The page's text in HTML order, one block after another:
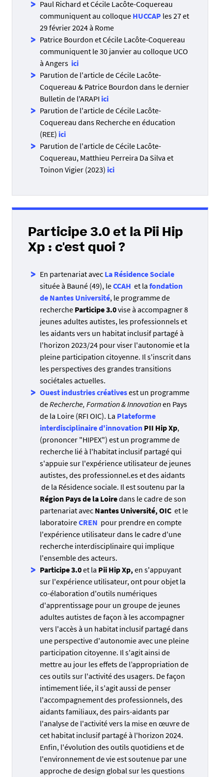
Paul Richard et Cécile Lacôte-Coquereau
communiquent au colloque HUCCAP les 27 et
29 février 2024 à Rome
Patrice Bourdon et Cécile Lacôte-Coquereau
communiquent le 30 janvier au colloque UCO
à Angers ici
Parution de l'article de Cécile Lacôte-
Coquereau & Patrice Bourdon dans le dernier
Bulletin de l'ARAPI ici
Parution de l'article de Cécile Lacôte-
Coquereau dans Recherche en éducation
(REE) ici
Parution de l'article de Cécile Lacôte-
Coquereau, Matthieu Perreira Da Silva et
Toinon Vigier (2023) ici
Participe 3.0 et la Pii Hip
Xp : c'est quoi ?
En partenariat avec La Résidence Sociale
située à Bauné (49), leCCAH et la fondation
de Nantes Université, le programme de
recherche Participe 3.0vise à accompagner 8
jeunes adultes autistes, les professionnels et
les aidants vers un habitat inclusif partagé à
l'horizon 2023/24 pour viser l'autonomie et la
pleine participation citoyenne. Il s'inscrit dans
les perspectives des grandes transitions
sociétales actuelles.
Ouest industries créativesest un programme
deRecherche, Formation & Innovationen Pays
de la Loire (RFI OIC). La Plateforme
interdisciplinaire d'innovation PII Hip Xp,
(prononcer "HIPEX") est un programme de
recherche lié à l'habitat inclusif partagé qui
s'appuie sur l'expérience utilisateur de jeunes
autistes, des professionnel.es et des aidants
de la Résidence sociale. Il est soutenu par la
Région Pays de la Loiredans le cadre de son
partenariat avec Nantes Université, OIC et le
laboratoireCREN pour prendre en compte
l'expérience utilisateur dans le cadre d'une
recherche interdisciplinaire qui implique
l'ensemble des acteurs.
Participe 3.0et la Pii Hip Xp, en s'appuyant
sur l'expérience utilisateur, ont pour objet la
co-élaboration d'outils numériques
d'apprentissage pour un groupe de jeunes
adultes autistes de façon à les accompagner
vers l'accès à un habitat inclusif partagé dans
une perspective d'autonomie avec une pleine
participation citoyenne. Il s'agit ainsi de
mettre au jour les effets de l’appropriation de
ces outils sur l'activité des usagers. De façon
intimement liée, il s'agit aussi de penser
l'accompagnement des professionnels, des
aidants familiaux, des pairs-aidants par
l'analyse de l'activité vers la mise en œuvre de
cet habitat inclusif partagé à l'horizon 2024.
Enfin, l'évolution des outils quotidiens et de
l'environnement de vie est soutenue par une
approche de design global sur les questions